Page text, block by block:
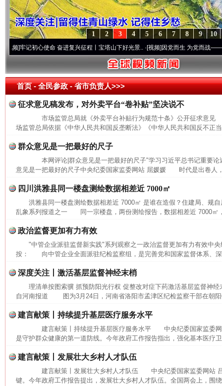
10
9
8
7
6
5
4
3
2
1
记初心使命 奋进复兴征程丨宝塔山下好光景..·[视频]因党而生 为党而战——百年“
首页- 全民参政 -省市负责人>>>
征求意见稿发布，对外卖平台“卷补贴”坚决说不
市场监管总局就《外卖平台补贴行为规范十条》公开征求意
场监管总局依据《中华人民共和国反垄断法》《中华人民共和国反不正
群众意见是一把最好的尺子
本网评论|群众意见是一把最好的尺子"学习习近平总书记重要论
意见是一把最好的尺子中央纪委国家监委网站 屈媛媛 时代是出卷人
四川洪雅县同一楼盘测绘数据相差近 7000㎡
洪雅县同一楼盘测绘数据相差近 7000㎡ 是谁在造假？住建局、规
乱象系列报道之一 同一宗楼盘，两份测绘报告，数据相差近 7000㎡
政治监督更加有力有效
"中管企业派驻监督新实践"系列观察之一政治监督更加有力有效
按： 向中管企业全面派驻纪检监察组，是完善党和国家监督体系、
深度关注丨激活基层监督神经末梢
理清单按图索骥 抓预防阳光行权 促整改对症下药激活基层监督神
自河南报道 图为3月24日，河南省洛阳市孟津区纪检监察干部在朝阳
建言献策丨持续提升基层医疗服务水平
建言献策丨持续提升基层医疗服务水平 中央纪委国家监委
是守护群众健康的第一道防线。今年政府工作报告指出，强化基本医疗
建言献策丨发展壮大乡村人才队伍
建言献策丨发展壮大乡村人才队伍 中央纪委国家监委网站
键。今年政府工作报告提出，发展壮大乡村人才队伍。全国两会上，围
网上购药对药下症？